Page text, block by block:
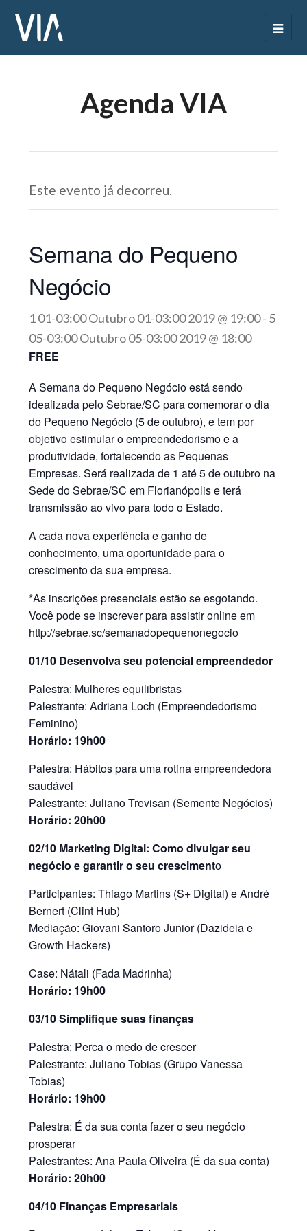
Agenda VIA
Este evento já decorreu.
Semana do Pequeno
Negócio
1 01-03:00 Outubro 01-03:00 2019 @ 19:00- 5
05-03:00 Outubro 05-03:00 2019 @ 18:00
FREE
A Semana do Pequeno Negócio está sendo
idealizada pelo Sebrae/SC para comemorar o dia
do Pequeno Negócio (5 de outubro), e tem por
objetivo estimular o empreendedorismo e a
produtividade, fortalecendo as Pequenas
Empresas. Será realizada de 1 até 5 de outubro na
Sede do Sebrae/SC em Florianópolis e terá
transmissão ao vivo para todo o Estado.
A cada nova experiência e ganho de
conhecimento, uma oportunidade para o
crescimento da sua empresa.
*As inscrições presenciais estão se esgotando.
Você pode se inscrever para assistir online em
http://sebrae.sc/semanadopequenonegocio
01/10 Desenvolva seu potencial empreendedor
Palestra: Mulheres equilibristas
Palestrante: Adriana Loch (Empreendedorismo
Feminino)
Horário: 19h00
Palestra: Hábitos para uma rotina empreendedora
saudável
Palestrante: Juliano Trevisan (Semente Negócios)
Horário: 20h00
02/10 Marketing Digital: Como divulgar seu
negócio e garantir o seu crescimento
Participantes: Thiago Martins (S+ Digital) e André
Bernert (Clint Hub)
Mediação: Giovani Santoro Junior (Dazideia e
Growth Hackers)
Case: Nátali (Fada Madrinha)
Horário: 19h00
03/10 Simplifique suas finanças
Palestra: Perca o medo de crescer
Palestrante: Juliano Tobias (Grupo Vanessa
Tobias)
Horário: 19h00
Palestra: É da sua conta fazer o seu negócio
prosperar
Palestrantes: Ana Paula Oliveira (É da sua conta)
Horário: 20h00
04/10 Finanças Empresariais